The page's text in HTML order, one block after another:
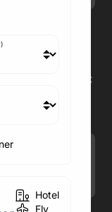
Hotel
Fly
Rosendal 1C
Rosendal 1C